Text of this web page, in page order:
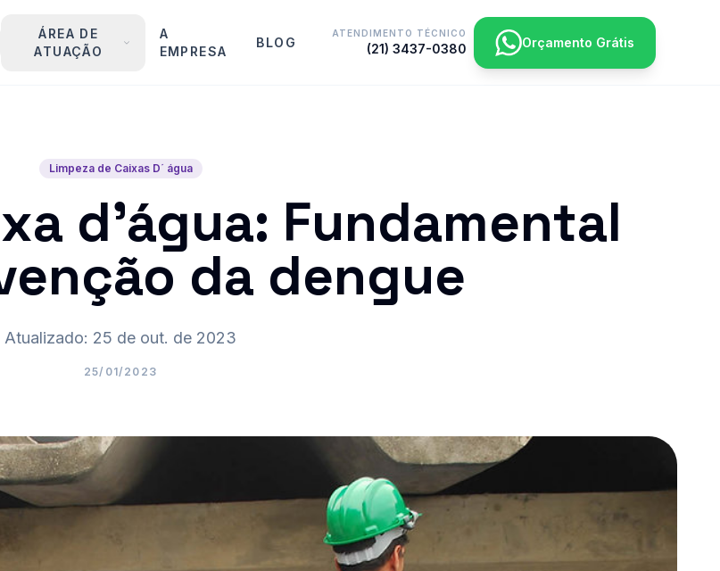
ÁREA DE
ATUAÇÃO
A
EMPRESA
BLOG
ATENDIMENTO TÉCNICO
(21) 3437-0380 Orçamento Grátis
Limpeza de Caixas D´ água
d’água: Fundamental
da dengue
Atualizado: 25 de out. de 2023
25/01/2023